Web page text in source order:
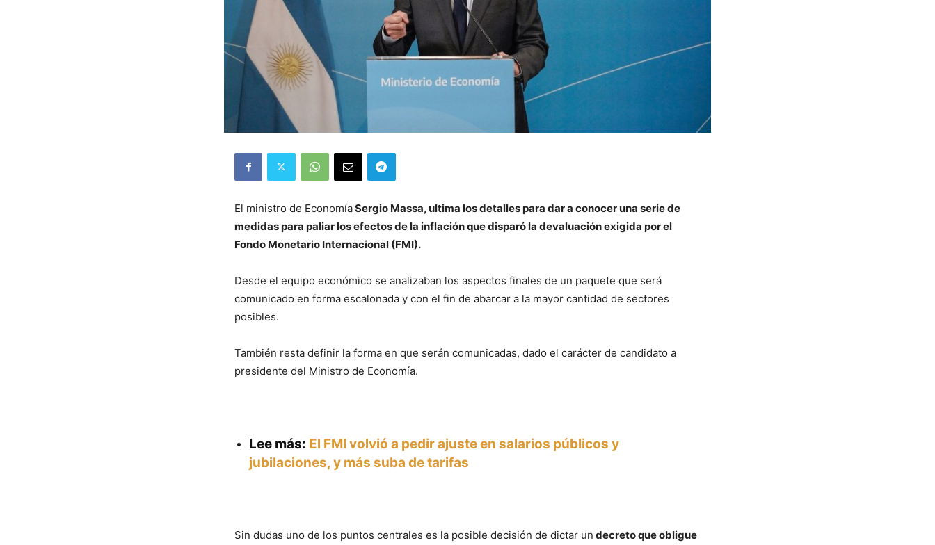
El ministro de EconomíaSergio Massa, ultima los detalles para dar a conocer una serie de
medidas para paliar los efectos de la inflación que disparó la devaluación exigida por el
Fondo Monetario Internacional (FMI).
Desde el equipo económico se analizaban los aspectos finales de un paquete que será
comunicado en forma escalonada y con el fin de abarcar a la mayor cantidad de sectores
posibles.
También resta definir la forma en que serán comunicadas, dado el carácter de candidato a
presidente del Ministro de Economía.
Lee más: El FMI volvió a pedir ajuste en salarios públicos y
jubilaciones, y más suba de tarifas
Sin dudas uno de los puntos centrales es la posible decisión de dictar un decreto que obligue